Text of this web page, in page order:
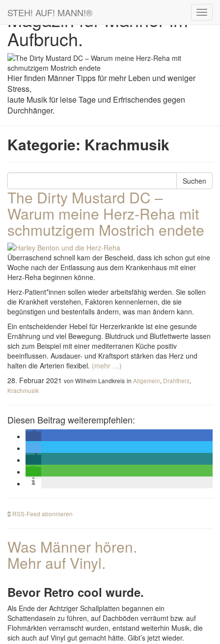
STEH! AUF! MANN!®
Magazin für Männer im
Aufbruch.
Hier finden Männer Tipps für mehr Leben und weniger
Stress,
laute Musik für leise Tage und Erfrischendes gegen
Durchhänger.
Kategorie: Krachmusik
Suchen
The Dirty Mustard DC –
Warum meine Herz-Reha mit
schmutzigem Mostrich endete
Überraschend schnell kam der Bescheid, dass ich schon gut eine
Woche nach der Entlassung aus dem Krankenhaus mit einer
Herz-Reha beginnen könne.
Herz-Patient*innen sollen wieder arbeitsfähig werden. Sie sollen
die Krankheit verstehen, Faktoren kennenlernen, die sie
begünstigen und bestenfalls ändern, was man ändern kann.
Ein entscheidender Hebel für Herzerkrankte ist eine gesunde
Ernährung und viel Bewegung. Blutdruck und Blutfettwerte lassen
sich zum Beispiel mit einer mediterranen Küche positiv
beeinflussen. Ausdauer- und Kraftsport stärken das Herz und
halten die Arterien flexibel. (mehr …)
28. Februar 2021 von Wilhelm Landkreis in Allgemein, Drahtherz,
Krachmusik
Diesen Beitrag weiterempfehlen:
RSS-Feed abonnieren
Was Männer hören.
Mehr auf Vinyl.
Bevor Retro cool wurde.
Als Ende der Achtziger Schallplatten begannen ein
Schattendasein zu führen, auf Dachböden verräumt bzw. auf
Flohmärkten verramscht wurden, entstand weiterhin Musik, die
sich auch auf Vinyl gut gemacht hätte. Gibt’s jetzt wieder.